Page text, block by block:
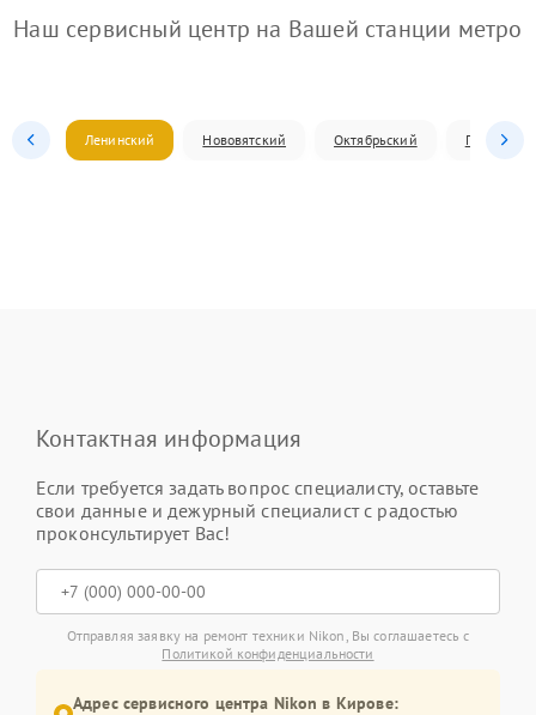
Наш сервисный центр на Вашей станции метро
Ленинский Нововятский Октябрьский
Контактная информация
Если требуется задать вопрос специалисту, оставьте
свои данные и дежурный специалист с радостью
проконсультирует Вас!
Отправляя заявку на ремонт техники Nikon, Вы соглашаетесь с
Политикой конфиденциальности
Адрес сервисного центра Nikon в Кирове: